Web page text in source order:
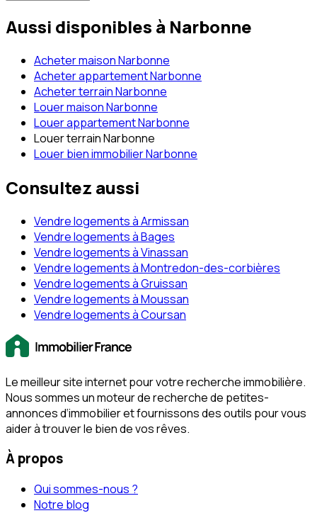
Aussi disponibles à Narbonne
Acheter maison Narbonne
Acheter appartement Narbonne
Acheter terrain Narbonne
Louer maison Narbonne
Louer appartement Narbonne
Louer terrain Narbonne
Louer bien immobilier Narbonne
Consultez aussi
Vendre logements à Armissan
Vendre logements à Bages
Vendre logements à Vinassan
Vendre logements à Montredon-des-corbières
Vendre logements à Gruissan
Vendre logements à Moussan
Vendre logements à Coursan
Le meilleur site internet pour votre recherche immobilière.
Nous sommes un moteur de recherche de petites-
annonces d‘immobilier et fournissons des outils pour vous
aider à trouver le bien de vos rêves.
À propos
Qui sommes-nous ?
Notre blog